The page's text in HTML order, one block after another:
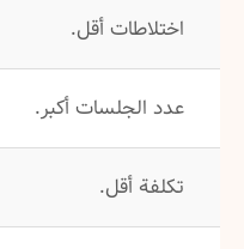
اختلاطات أقل.
عدد الجلسات أكبر.
تكلفة أقل.